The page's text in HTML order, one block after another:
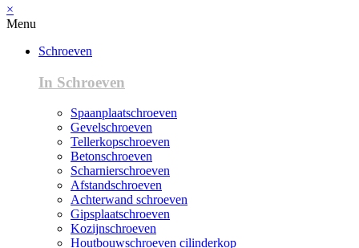
×
Menu
Schroeven
In Schroeven
Spaanplaatschroeven
Gevelschroeven
Tellerkopschroeven
Betonschroeven
Scharnierschroeven
Afstandschroeven
Achterwand schroeven
Gipsplaatschroeven
Kozijnschroeven
Houtbouwschroeven cilinderkop